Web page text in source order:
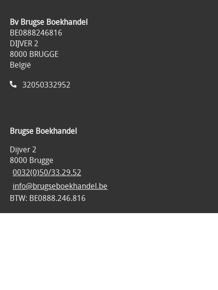
Bv Brugse Boekhandel
BE0888246816
DIJVER 2
8000 BRUGGE
België
32050332952
Brugse Boekhandel
Dijver 2
8000 Brugge
0032(0)50/33.29.52
info@brugseboekhandel.be
BTW: BE0888.246.816